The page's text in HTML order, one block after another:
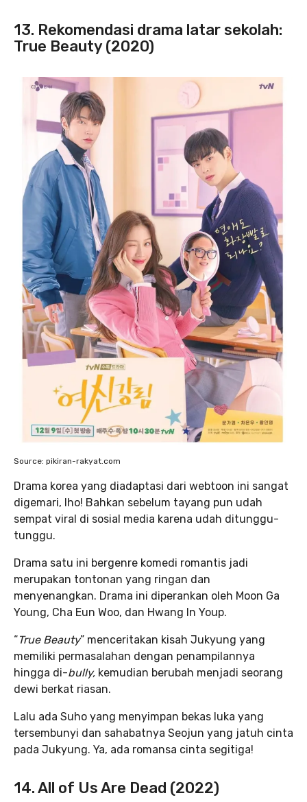
13. Rekomendasi drama latar sekolah:
True Beauty (2020)
Source: pikiran-rakyat.com
Drama korea yang diadaptasi dari webtoon ini sangat
digemari, lho! Bahkan sebelum tayang pun udah
sempat viral di sosial media karena udah ditunggu-
tunggu.
Drama satu ini bergenre komedi romantis jadi
merupakan tontonan yang ringan dan
menyenangkan. Drama ini diperankan oleh Moon Ga
Young, Cha Eun Woo, dan Hwang In Youp.
“True Beauty” menceritakan kisah Jukyung yang
memiliki permasalahan dengan penampilannya
hingga di-bully, kemudian berubah menjadi seorang
dewi berkat riasan.
Lalu ada Suho yang menyimpan bekas luka yang
tersembunyi dan sahabatnya Seojun yang jatuh cinta
pada Jukyung. Ya, ada romansa cinta segitiga!
14. All of Us Are Dead (2022)